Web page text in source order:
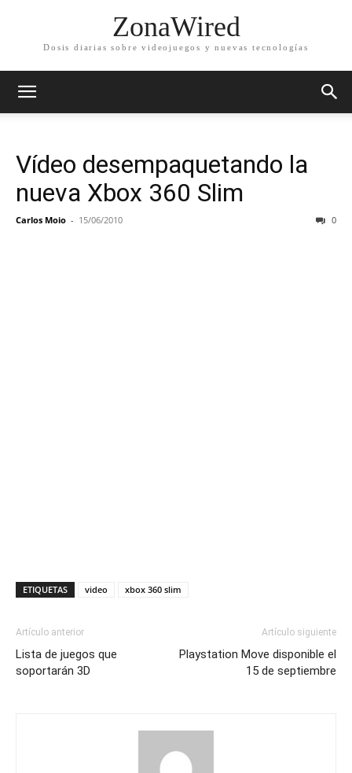
ZonaWired
Dosis diarias sobre videojuegos y nuevas tecnologías
Vídeo desempaquetando la
nueva Xbox 360 Slim
Carlos Moio - 15/06/2010 0
ETIQUETAS video xbox 360 slim
Artículo anterior
Lista de juegos que
soportarán 3D
Artículo siguiente
Playstation Move disponible el
15 de septiembre